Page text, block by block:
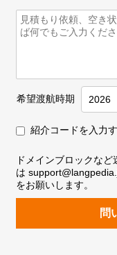
希望渡航時期
紹介コードを入力
ドメインブロックな
は
をお願いします。
問